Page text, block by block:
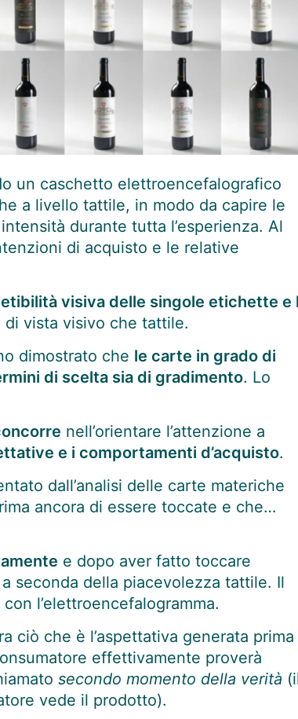
un caschetto elettroencefalografico
a livello tattile, in modo da capire le
durante tutta l’esperienza. Al
di acquisto e le relative
visiva delle singole etichette e
di vista visivo che tattile.
dimostrato che le carte in grado di
di scelta sia di gradimento. Lo
nell’orientare l’attenzione a
e i comportamenti d’acquisto.
dall’analisi delle carte materiche
ancora di essere toccate e che…
e dopo aver fatto toccare
seconda della piacevolezza tattile. Il
l’elettroencefalogramma.
ciò che è l’aspettativa generata prima
effettivamente proverà
secondo momento della verità
vede il prodotto).